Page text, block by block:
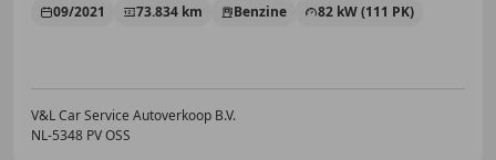
09/2021 73.834 km Benzine 82 kW (111 PK)
V&L Car Service Autoverkoop B.V.
NL-5348 PV OSS